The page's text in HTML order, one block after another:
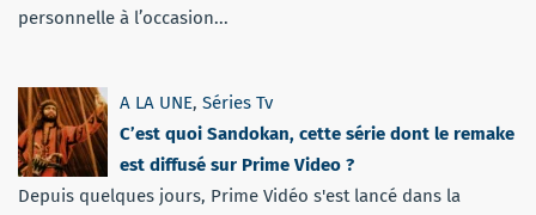
personnelle à l’occasion...
A LA UNE, Séries Tv
C’est quoi Sandokan, cette série dont le remake
est diffusé sur Prime Video ?
Depuis quelques jours, Prime Vidéo s'est lancé dans la